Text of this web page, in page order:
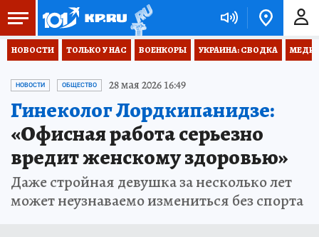
НОВОСТИ ТОЛЬКО У НАС ВОЕНКОРЫ УКРАИНА: СВОДКА
НОВОСТИ ОБЩЕСТВО 28 мая 2026 16:49
Гинеколог Лордкипанидзе:
«Офисная работа серьезно
вредит женскому здоровью»
Даже стройная девушка за несколько лет
может неузнаваемо измениться без спорта